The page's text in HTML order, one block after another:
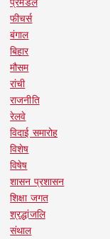
फीचर्स
बंगाल
बिहार
मौसम
रांची
राजनीति
रेलवे
विदाई समारोह
विशेष
विषेष
शासन प्रशासन
शिक्षा जगत
श्रद्धांजलि
संथाल